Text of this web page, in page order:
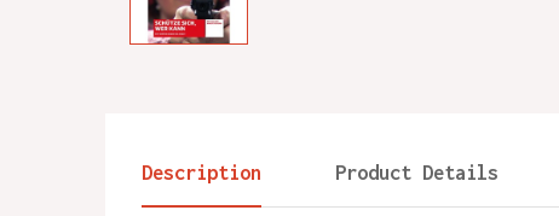
Description Product Details